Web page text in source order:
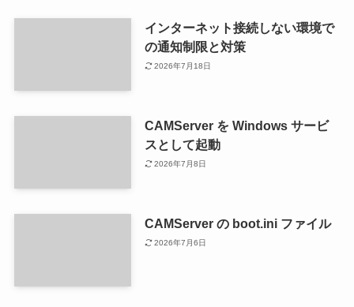
インターネット接続しない環境で
の通知制限と対策
2026年7月18日
CAMServer を Windows サービ
スとして起動
2026年7月8日
CAMServer の boot.ini ファイル
2026年7月6日